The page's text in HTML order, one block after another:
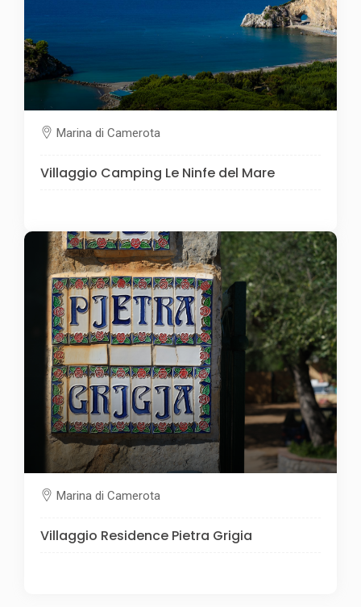
Marina di Camerota
Villaggio Camping Le Ninfe del Mare
Marina di Camerota
Villaggio Residence Pietra Grigia